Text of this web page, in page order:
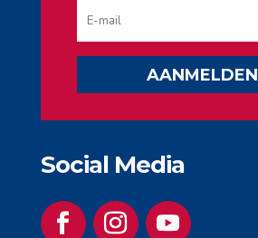
AANMELDEN
Social Media